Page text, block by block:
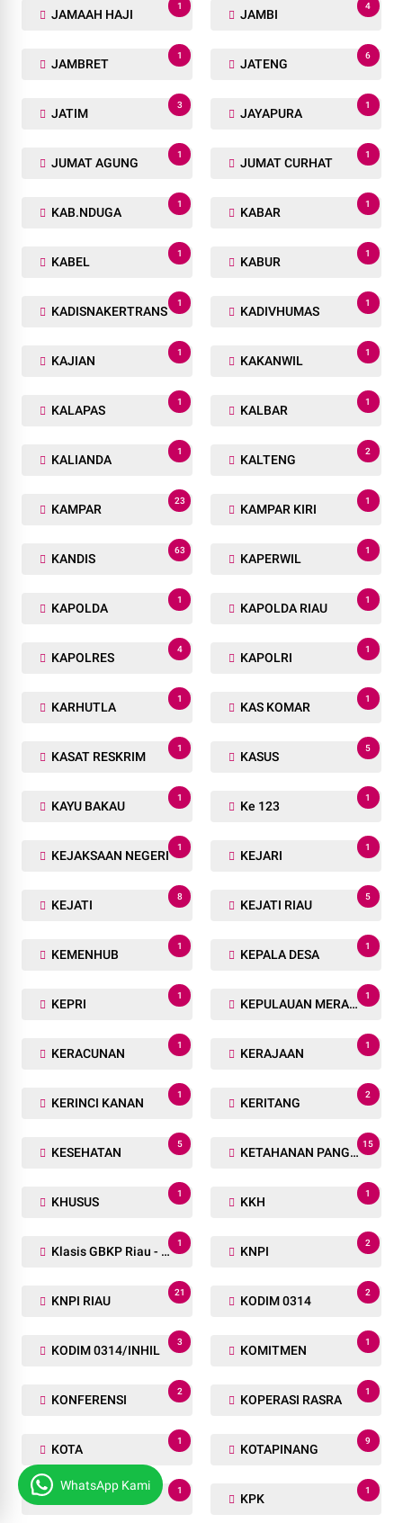
JAMAAH HAJI
1
JAMBI
4
JAMBRET
1
JATENG
6
JATIM
3
JAYAPURA
1
JUMAT AGUNG
1
JUMAT CURHAT
1
KAB.NDUGA
1
KABAR
1
KABEL
1
KABUR
1
KADISNAKERTRANS
1
KADIVHUMAS
1
KAJIAN
1
KAKANWIL
1
KALAPAS
1
KALBAR
1
KALIANDA
1
KALTENG
2
KAMPAR
23
KAMPAR KIRI
1
KANDIS
63
KAPERWIL
1
KAPOLDA
1
KAPOLDA RIAU
1
KAPOLRES
4
KAPOLRI
1
KARHUTLA
1
KAS KOMAR
1
KASAT RESKRIM
1
KASUS
5
KAYU BAKAU
1
Ke 123
1
KEJAKSAAN NEGERI
1
KEJARI
1
KEJATI
8
KEJATI RIAU
5
KEMENHUB
1
KEPALA DESA
1
KEPRI
1
KEPULAUAN MERANTI
1
KERACUNAN
1
KERAJAAN
1
KERINCI KANAN
1
KERITANG
2
KESEHATAN
5
KETAHANAN PANGAN
15
KHUSUS
1
KKH
1
Klasis GBKP Riau - Sumbar.
1
KNPI
2
KNPI RIAU
21
KODIM 0314
2
KODIM 0314/INHIL
3
KOMITMEN
1
KONFERENSI
2
KOPERASI RASRA
1
KOTA
1
KOTAPINANG
9
KP. RAKYAT
1
KPK
1
WhatsApp Kami